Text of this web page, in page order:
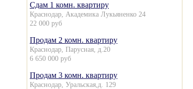
Сдам 1 комн. квартиру
Краснодар, Академика Лукьяненко 24
22 000 руб
Продам 2 комн. квартиру
Краснодар, Парусная, д.20
6 650 000 руб
Продам 3 комн. квартиру
Краснодар, Уральская,д. 129